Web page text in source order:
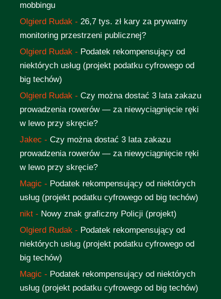
mobbingu
Olgierd Rudak - 26,7 tys. zł kary za prywatny
monitoring przestrzeni publicznej?
Olgierd Rudak - Podatek rekompensujący od
niektórych usług (projekt podatku cyfrowego od
big techów)
Olgierd Rudak - Czy można dostać 3 lata zakazu
prowadzenia rowerów — za niewyciągnięcie ręki
w lewo przy skręcie?
Jakec - Czy można dostać 3 lata zakazu
prowadzenia rowerów — za niewyciągnięcie ręki
w lewo przy skręcie?
Magic - Podatek rekompensujący od niektórych
usług (projekt podatku cyfrowego od big techów)
nikt - Nowy znak graficzny Policji (projekt)
Olgierd Rudak - Podatek rekompensujący od
niektórych usług (projekt podatku cyfrowego od
big techów)
Magic - Podatek rekompensujący od niektórych
usług (projekt podatku cyfrowego od big techów)